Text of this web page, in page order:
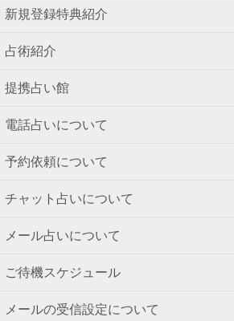
新規登録特典紹介
占術紹介
提携占い館
電話占いについて
予約依頼について
チャット占いについて
メール占いについて
ご待機スケジュール
メールの受信設定について